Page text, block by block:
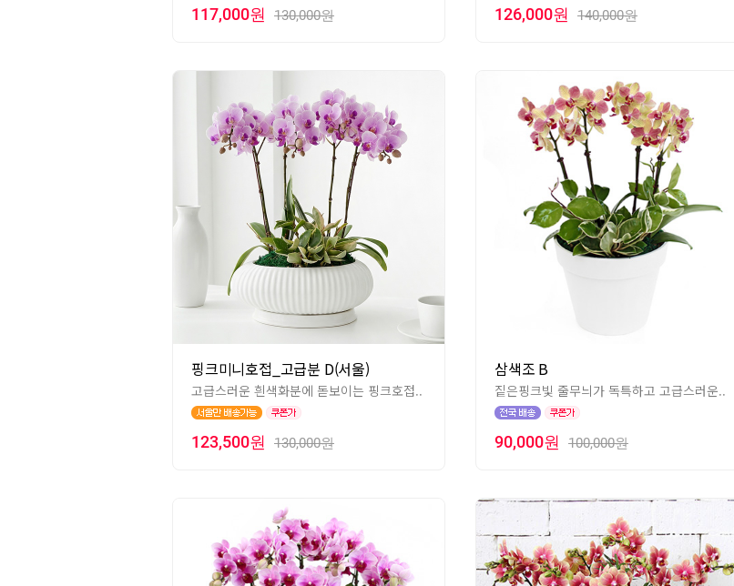
117,000원 130,000원 126,000원 140,000원
핑크미니호접_고급분 D(서울)
고급스러운 흰색화분에 돋보이는 핑크호접..
123,500원 130,000원
삼색조 B
짙은핑크빛 줄무늬가 독특하고 고급스러운..
90,000원 100,000원